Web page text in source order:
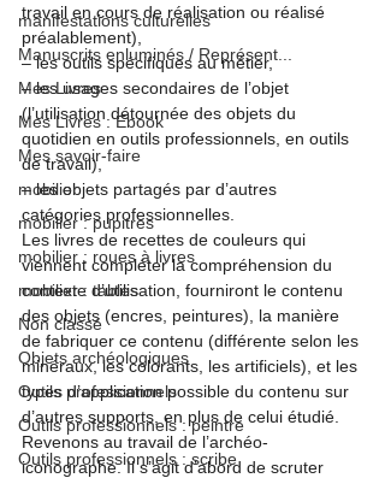
manifestations culturelles
Manuscrits enluminés / Représent...
Mes Livres
Mes Livres : Ebook
Mes savoir-faire
mobilier
mobilier : pupitres
mobilier : roues à livres
mobilier : tables
Non classé
Objets archéologiques
Outils professionnels
Outils professionnels : peintre
Outils professionnels : scribe
travail en cours de réalisation ou réalisé
préalablement),
– les outils spécifiques au métier,
– les usages secondaires de l’objet
(l’utilisation détournée des objets du
quotidien en outils professionnels, en outils
de travail),
– les objets partagés par d’autres
catégories professionnelles.
Les livres de recettes de couleurs qui
viennent compléter la compréhension du
contexte d’utilisation, fourniront le contenu
des objets (encres, peintures), la manière
de fabriquer ce contenu (différente selon les
minéraux, les colorants, les artificiels), et les
types d’application possible du contenu sur
d’autres supports, en plus de celui étudié.
Revenons au travail de l’archéo-
iconographe. Il s’agit d’abord de scruter